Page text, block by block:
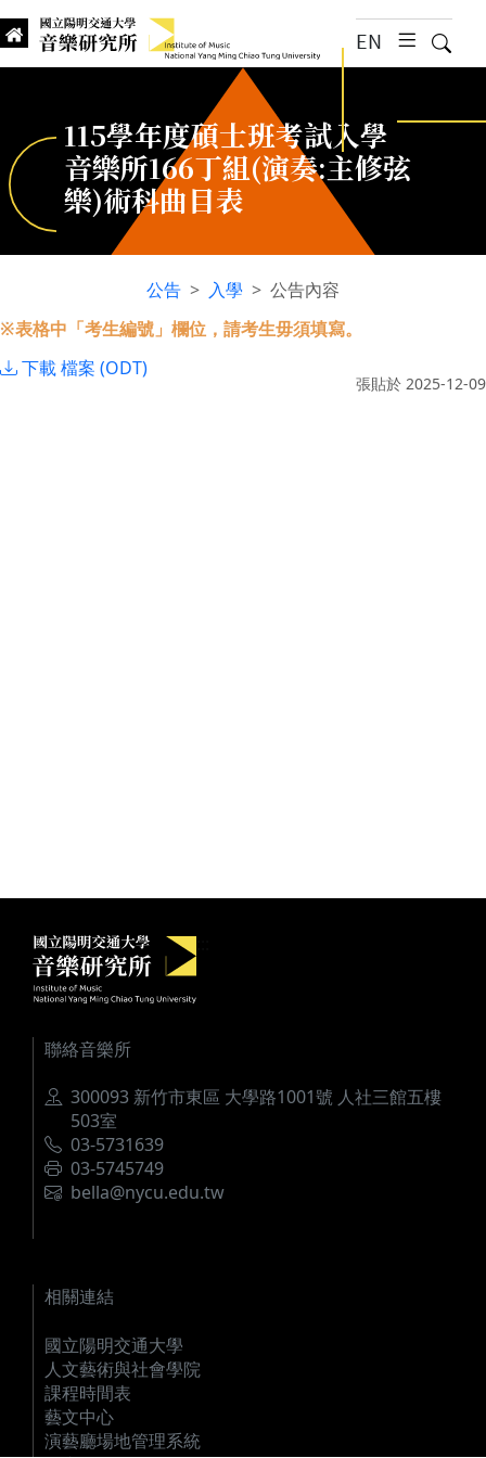
國立陽明交通大學 音樂研究所 Institute of Music, National
EN
漢堡選
115學年度碩士班考試入學
音樂所166丁組(演奏:主修弦
樂)術科曲目表
公告 入學
公告內容
:::
※表格中「考生編號」欄位，請考生毋須填寫。
下載 檔案 (ODT)
張貼於 2025-12-09
國立陽明交通大學音樂研究所
聯絡音樂所
地址
300093 新竹市東區 大學路1001號 人社三館五樓
503室
電話
03-5731639
傳真
03-5745749
電郵
bella@nycu.edu.tw
相關連結
國立陽明交通大學
人文藝術與社會學院
課程時間表
藝文中心
演藝廳場地管理系統